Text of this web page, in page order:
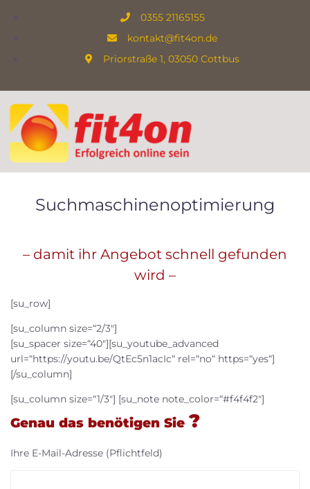
0355 21165155
kontakt@fit4on.de
Priorstraße 1, 03050 Cottbus
Suchmaschinenoptimierung
– damit ihr Angebot schnell gefunden
wird –
[su_row]
[su_column size=“2/3″]
[su_spacer size=“40″][su_youtube_advanced
url=“https://youtu.be/QtEc5n1acIc“ rel=“no“ https=“yes“]
[/su_column]
[su_column size=“1/3″] [su_note note_color=“#f4f4f2″]
Genau das benötigen Sie?
Ihre E-Mail-Adresse (Pflichtfeld)